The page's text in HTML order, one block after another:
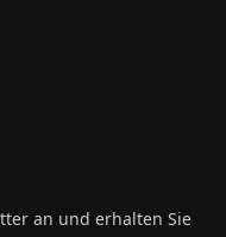
an und erhalten Sie